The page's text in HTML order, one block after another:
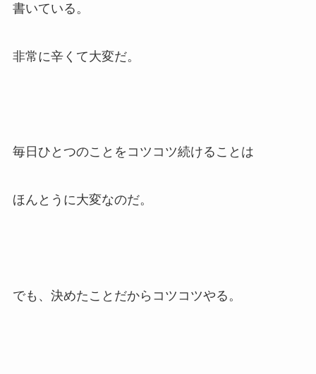
書いている。
非常に辛くて大変だ。
毎日ひとつのことをコツコツ続けることは
ほんとうに大変なのだ。
でも、決めたことだからコツコツやる。